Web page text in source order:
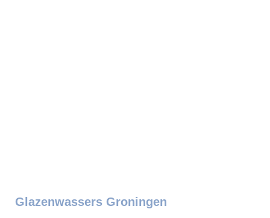
Glazenwassers Groningen